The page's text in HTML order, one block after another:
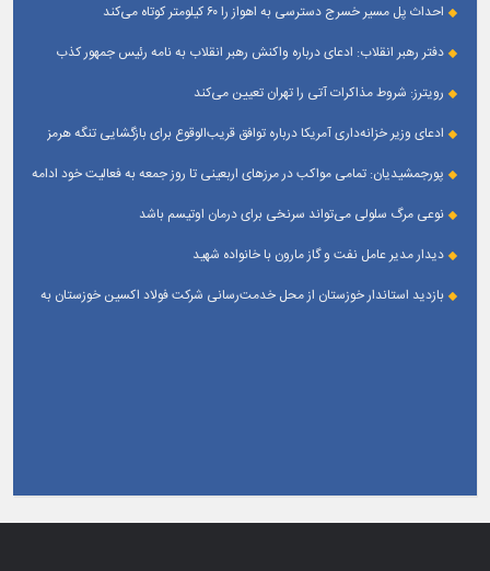
احداث پل مسیر خسرج دسترسی به اهواز را ۶۰ کیلومتر کوتاه می‌کند
دفتر رهبر انقلاب: ادعای درباره واکنش رهبر انقلاب به نامه رئیس جمهور کذب
رویترز: شروط مذاکرات آتی را تهران تعیین می‌کند
ادعای وزیر خزانه‌داری آمریکا درباره توافق قریب‌الوقوع برای بازگشایی تنگه هرمز
پورجمشیدیان: تمامی مواکب در مرزهای اربعینی تا روز جمعه به فعالیت خود ادامه
نوعی مرگ سلولی می‌تواند سرنخی برای درمان اوتیسم باشد
دیدار مدیر عامل نفت و گاز مارون با خانواده شهید
بازدید استاندار خوزستان از محل خدمت‌رسانی شرکت فولاد اکسین خوزستان به